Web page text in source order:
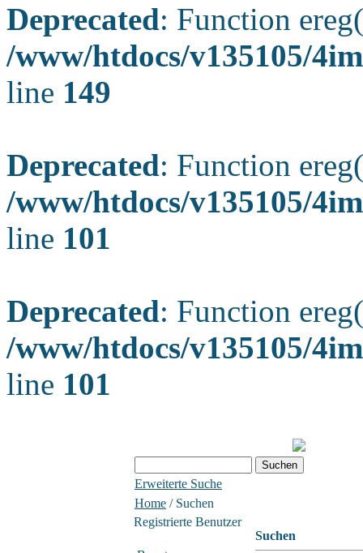
Deprecated: Function
/www/htdocs/v135105/
line 149
Deprecated: Function
/www/htdocs/v135105/
line 101
Deprecated: Function
/www/htdocs/v135105/
line 101
Erweiterte Suche
Home / Suchen
Registrierte Benutzer
Suchen